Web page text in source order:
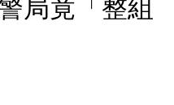
局竟「整組